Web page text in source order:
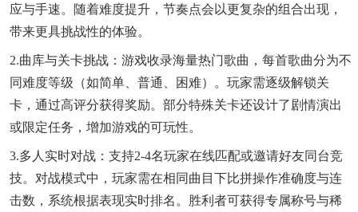
应与手速。随着难度提升，节奏点会以更复杂的组合出现，
带来更具挑战性的体验。
2.曲库与关卡挑战：游戏收录海量热门歌曲，每首歌曲分为不
同难度等级（如简单、普通、困难）。玩家需逐级解锁关
卡，通过高评分获得奖励。部分特殊关卡还设计了剧情演出
或限定任务，增加游戏的可玩性。
3.多人实时对战：支持2-4名玩家在线匹配或邀请好友同台竞
技。对战模式中，玩家需在相同曲目下比拼操作准确度与连
击数，系统根据表现实时排名。胜利者可获得专属称号与稀